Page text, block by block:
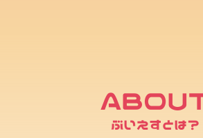
ぶいえすとは？